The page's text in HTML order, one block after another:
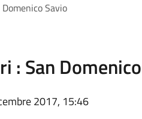
Savio
: San
2017, 15:46